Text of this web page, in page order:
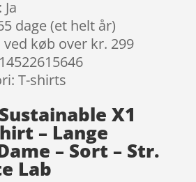
dage (et helt år)
ved køb over kr. 299
T-shirts
X1
– Lange
– Sort – Str.
Lab